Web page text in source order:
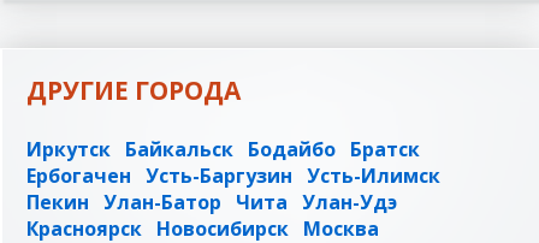
ДРУГИЕ ГОРОДА
Иркутск Байкальск Бодайбо Братск
Ербогачен Усть-Баргузин Усть-Илимск
Пекин Улан-Батор Чита Улан-Удэ
Красноярск Новосибирск Москва